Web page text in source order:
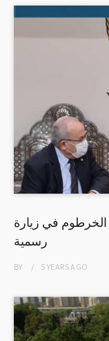
الخرطوم في زيارة
رسمية
BY 5 YEARSAGO